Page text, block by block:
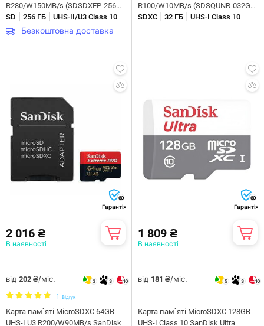
R280/W150MB/s (SDSDXEP-256G-
GN4IN)
SD 256 ГБ UHS-II/U3 Class 10
Безкоштовна доставка
R100/W10MB/s (SDSQUNR-032G-
GN3MN)
SDXC 32 ГБ UHS-I Class 10
60
Гарантія
2 016 ₴
В наявності
від 202 ₴/міс. 3 3 10
1 Відгук
Карта пам`ятi MicroSDXC 64GB
UHS-I U3 R200/W90MB/s SanDisk
60
Гарантія
1 809 ₴
В наявності
від 181 ₴/міс. 5 3 10
Карта пам`яті MicroSDXC 128GB
UHS-I Class 10 SanDisk Ultra